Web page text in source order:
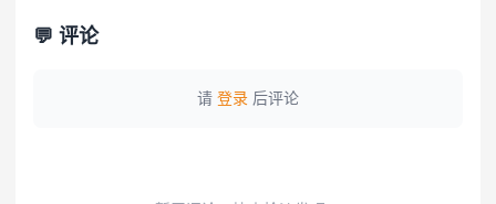
💬 评论
请 登录 后评论